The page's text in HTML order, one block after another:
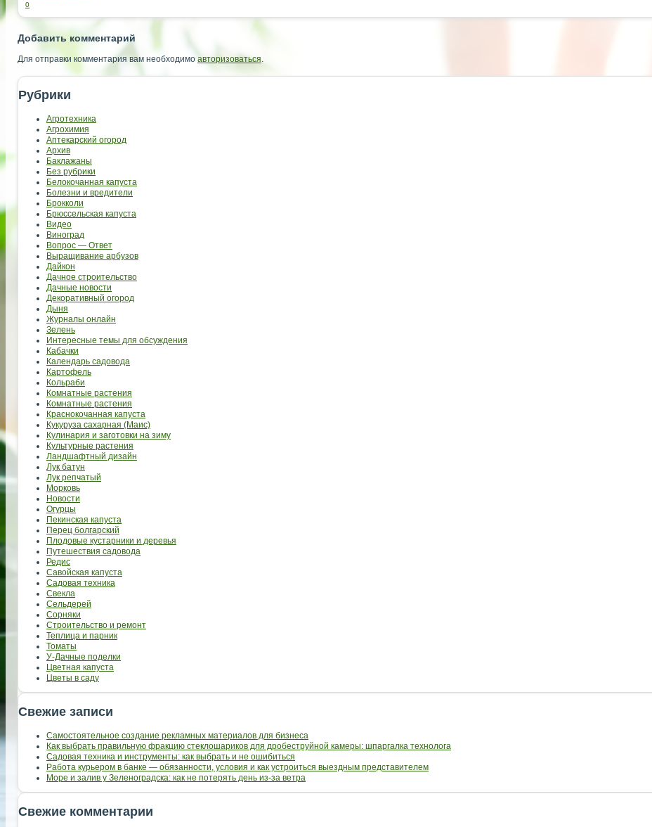
0
Добавить комментарий
Для отправки комментария вам необходимо авторизоваться.
Рубрики
Агротехника
Агрохимия
Аптекарский огород
Архив
Баклажаны
Без рубрики
Белокочанная капуста
Болезни и вредители
Брокколи
Брюссельская капуста
Видео
Виноград
Вопрос — Ответ
Выращивание арбузов
Дайкон
Дачное строительство
Дачные новости
Декоративный огород
Дыня
Журналы онлайн
Зелень
Интересные темы для обсуждения
Кабачки
Календарь садовода
Картофель
Кольраби
Комнатные растения
Комнатные растения
Краснокочанная капуста
Кукуруза сахарная (Маис)
Кулинария и заготовки на зиму
Культурные растения
Ландшафтный дизайн
Лук батун
Лук репчатый
Морковь
Новости
Огурцы
Пекинская капуста
Перец болгарский
Плодовые кустарники и деревья
Путешествия садовода
Редис
Савойская капуста
Садовая техника
Свекла
Сельдерей
Сорняки
Строительство и ремонт
Теплица и парник
Томаты
У-Дачные поделки
Цветная капуста
Цветы в саду
Свежие записи
Самостоятельное создание рекламных материалов для бизнеса
Как выбрать правильную фракцию стеклошариков для дробеструйной камеры: шпаргалка технолога
Садовая техника и инструменты: как выбрать и не ошибиться
Работа курьером в банке — обязанности, условия и как устроиться выездным представителем
Море и залив у Зеленоградска: как не потерять день из-за ветра
Свежие комментарии